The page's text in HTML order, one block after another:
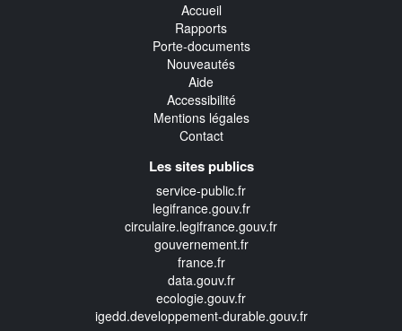
Accueil
Rapports
Porte-documents
Nouveautés
Aide
Accessibilité
Mentions légales
Contact
Les sites publics
service-public.fr
legifrance.gouv.fr
circulaire.legifrance.gouv.fr
gouvernement.fr
france.fr
data.gouv.fr
ecologie.gouv.fr
igedd.developpement-durable.gouv.fr